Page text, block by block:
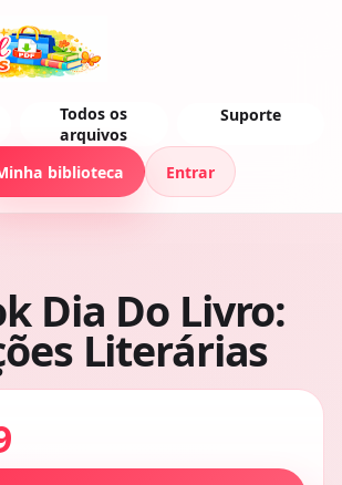
Todos os
arquivos
Suporte
biblioteca Entrar
Dia Do Livro:
Literárias